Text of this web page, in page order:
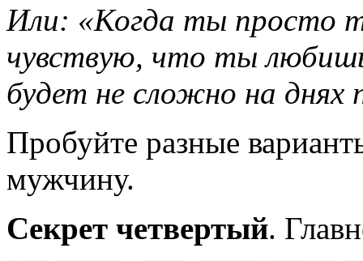
Или: «Когда ты просто
чувствую, что ты
будет не сложно на днях
Пробуйте разные
мужчину.
Секрет четвертый.